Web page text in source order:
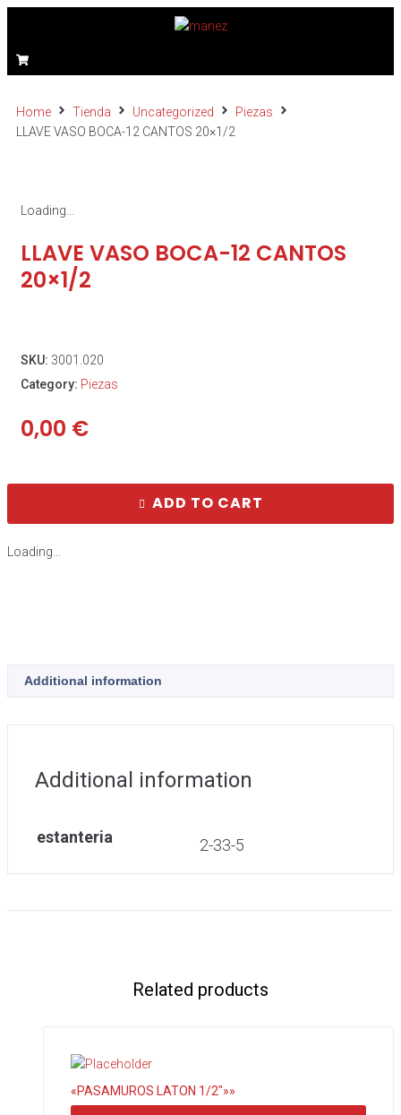
Home Tienda Uncategorized
Piezas
LLAVE VASO BOCA-12 CANTOS 20×1/2
Loading...
LLAVE VASO BOCA-12 CANTOS
20×1/2
SKU: 3001.020
Category: Piezas
0,00 €
ADD TO CART
Loading...
Additional information
Additional information
estanteria 2-33-5
Related products
«PASAMUROS LATON 1/2″»»